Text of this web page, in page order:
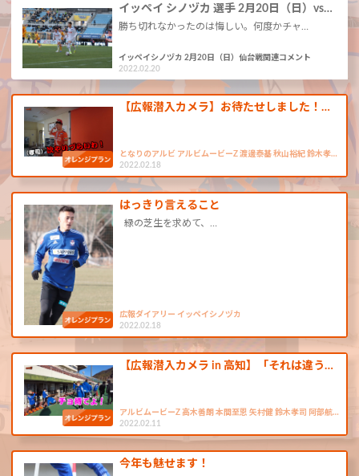
イッペイ シノヅカ 選手 2月20日（日）vs…
勝ち切れなかったのは悔しい。何度かチャ…
イッペイシノヅカ 2月20日（日）仙台戦関連コメント
2022.02.20
【広報潜入カメラ】お待たせしました！…
となりのアルビ アルビムービーZ 渡邊泰基 秋山裕紀 鈴木孝…
2022.02.18
はっきり言えること
緑の芝生を求めて、…
広報ダイアリー イッペイシノヅカ
2022.02.18
【広報潜入カメラ in 高知】「それは違う…
アルビムービーZ 高木善朗 本間至恩 矢村健 鈴木孝司 阿部航…
2022.02.11
今年も魅せます！